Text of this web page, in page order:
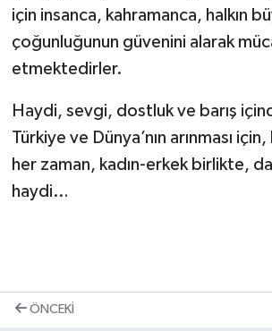
için insanca, kahramanca, halkın
çoğunluğunun güvenini alarak
etmektedirler.
Haydi, sevgi, dostluk ve barış
Türkiye ve Dünya’nın arınması
her zaman, kadın-erkek birlikte,
haydi…
ÖNCEKI